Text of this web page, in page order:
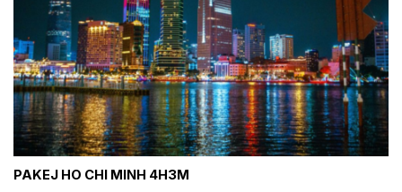
PAKEJ HO CHI MINH 4H3M